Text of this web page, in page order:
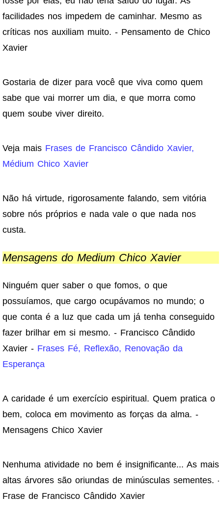
facilidades nos impedem de caminhar. Mesmo as
críticas nos auxiliam muito. - Pensamento de Chico
Xavier
Gostaria de dizer para você que viva como quem
sabe que vai morrer um dia, e que morra como
quem soube viver direito.
Veja mais Frases de Francisco Cândido Xavier,
Médium Chico Xavier
Não há virtude, rigorosamente falando, sem vitória
sobre nós próprios e nada vale o que nada nos
custa.
Mensagens do Medium Chico Xavier
Ninguém quer saber o que fomos, o que
possuíamos, que cargo ocupávamos no mundo; o
que conta é a luz que cada um já tenha conseguido
fazer brilhar em si mesmo. - Francisco Cândido
Xavier - Frases Fé, Reflexão, Renovação da
Esperança
A caridade é um exercício espiritual. Quem pratica o
bem, coloca em movimento as forças da alma. -
Mensagens Chico Xavier
Nenhuma atividade no bem é insignificante... As mais
altas árvores são oriundas de minúsculas sementes. -
Frase de Francisco Cândido Xavier